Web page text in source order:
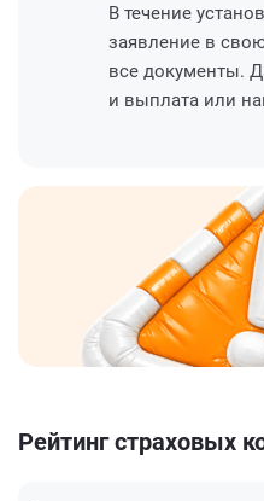
В течение
заявление в
все документы.
и выплата или
Рейтинг страховых